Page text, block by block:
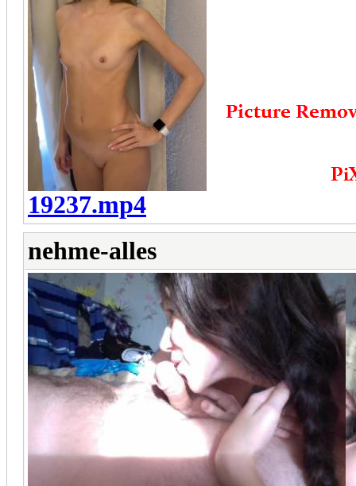
19237.mp4
nehme-alles